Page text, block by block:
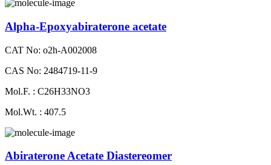
Alpha-Epoxyabiraterone acetate
CAT No: o2h-A002008
CAS No: 2484719-11-9
Mol.F. : C26H33NO3
Mol.Wt. : 407.5
Abiraterone Acetate Diastereomer